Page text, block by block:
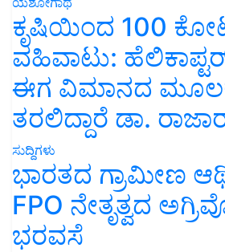
ಕೃಷಿಯಿಂದ 100
ವಹಿವಾಟು:
ಈಗ ವಿಮಾನದ ಮೂಲಕ
ತರಲಿದ್ದಾರೆ ಡಾ.
ಸುದ್ದಿಗಳು
ಭಾರತದ ಗ್ರಾಮೀಣ
FPO ನೇತೃತ್ವದ
ಭರವಸೆ